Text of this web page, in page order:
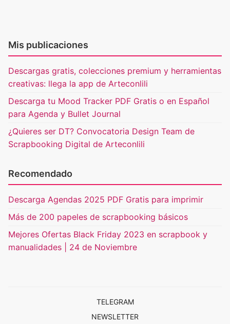
Mis publicaciones
Descargas gratis, colecciones premium y herramientas
creativas: llega la app de Arteconlili
Descarga tu Mood Tracker PDF Gratis o en Español
para Agenda y Bullet Journal
¿Quieres ser DT? Convocatoria Design Team de
Scrapbooking Digital de Arteconlili
Recomendado
Descarga Agendas 2025 PDF Gratis para imprimir
Más de 200 papeles de scrapbooking básicos
Mejores Ofertas Black Friday 2023 en scrapbook y
manualidades | 24 de Noviembre
TELEGRAM
NEWSLETTER